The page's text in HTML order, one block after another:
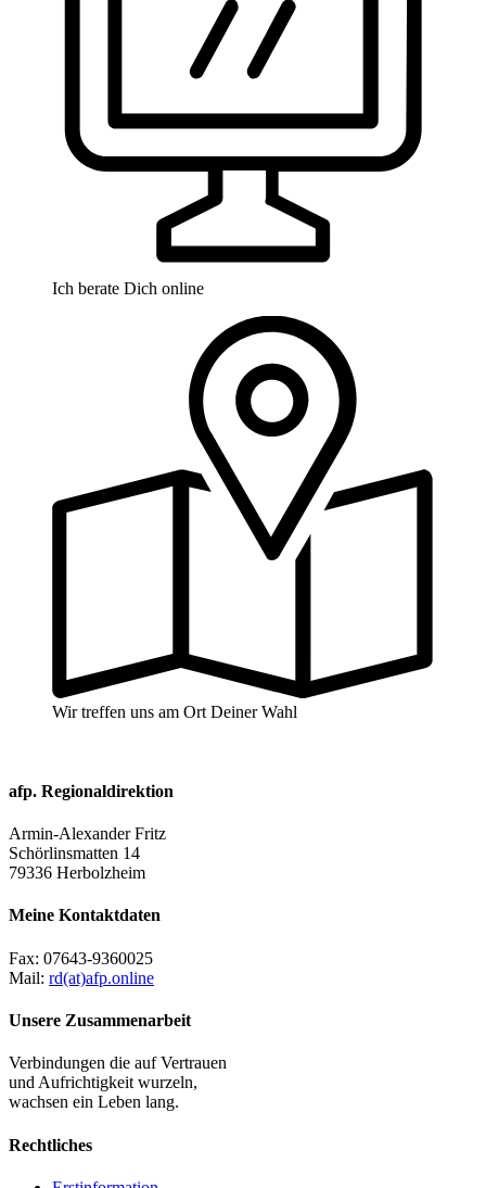
Ich berate Dich online
Wir treffen uns am Ort Deiner Wahl
afp. Regionaldirektion
Armin-Alexander Fritz
Schörlinsmatten 14
79336 Herbolzheim
Meine Kontaktdaten
Fax: 07643-9360025
Mail: rd(at)afp.online
Unsere Zusammenarbeit
Verbindungen die auf Vertrauen
und Aufrichtigkeit wurzeln,
wachsen ein Leben lang.
Rechtliches